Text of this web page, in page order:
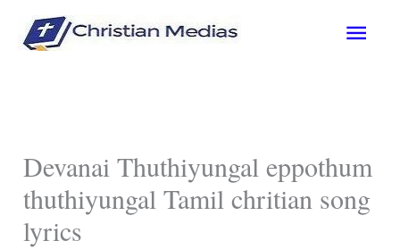
Devanai Thuthiyungal eppothum
thuthiyungal Tamil chritian song
lyrics